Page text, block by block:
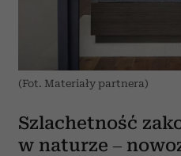
(Fot. Materiały partnera)
Szlachetność
w naturze –